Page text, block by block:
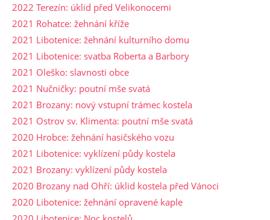
2022 Terezín: úklid před Velikonocemi
2021 Rohatce: žehnání kříže
2021 Libotenice: žehnání kulturního domu
2021 Libotenice: svatba Roberta a Barbory
2021 Oleško: slavnosti obce
2021 Nučničky: poutní mše svatá
2021 Brozany: nový vstupní trámec kostela
2021 Ostrov sv. Klimenta: poutní mše svatá
2020 Hrobce: žehnání hasičského vozu
2021 Libotenice: vyklízení půdy kostela
2021 Brozany: vyklízení půdy kostela
2020 Brozany nad Ohří: úklid kostela před Vánoci
2020 Libotenice: žehnání opravené kaple